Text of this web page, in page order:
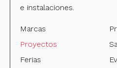
e instalaciones.
Marcas
Proyectos
Ferias